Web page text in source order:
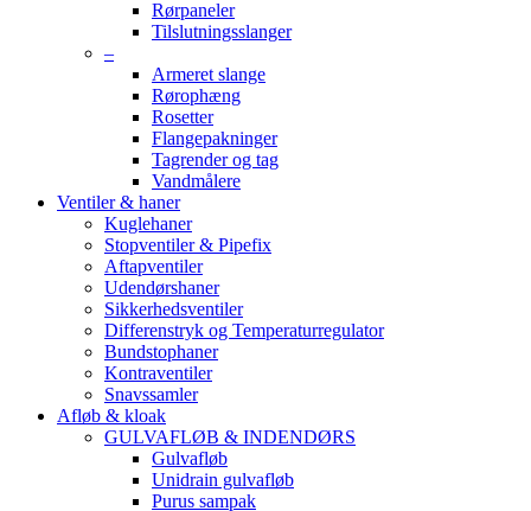
Rørpaneler
Tilslutningsslanger
–
Armeret slange
Rørophæng
Rosetter
Flangepakninger
Tagrender og tag
Vandmålere
Ventiler & haner
Kuglehaner
Stopventiler & Pipefix
Aftapventiler
Udendørshaner
Sikkerhedsventiler
Differenstryk og Temperaturregulator
Bundstophaner
Kontraventiler
Snavssamler
Afløb & kloak
GULVAFLØB & INDENDØRS
Gulvafløb
Unidrain gulvafløb
Purus sampak